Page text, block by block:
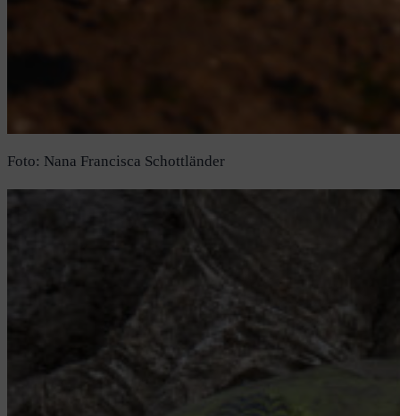
Foto: Nana Francisca Schottländer